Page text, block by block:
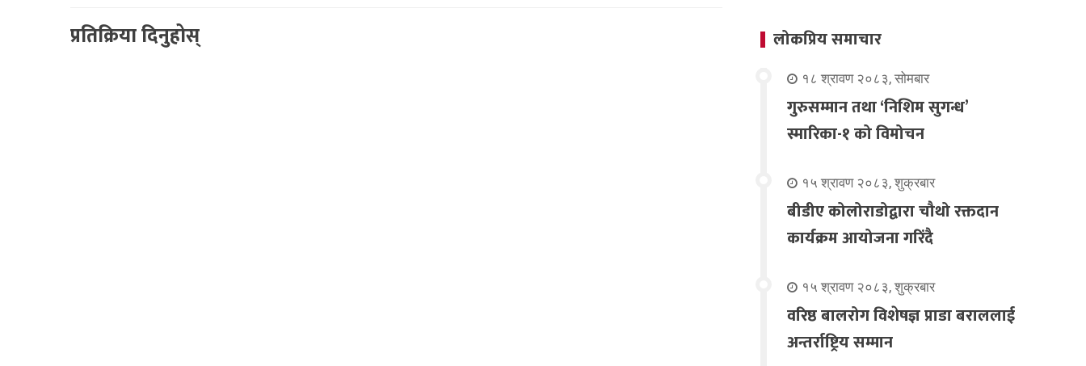
प्रतिक्रिया दिनुहोस्
लोकप्रिय समाचार
१८ श्रावण २०८३, सोमबार
गुरुसम्मान तथा ‘निशिम सुगन्ध’
स्मारिका-१ को विमोचन
१५ श्रावण २०८३, शुक्रबार
बीडीए कोलोराडोद्वारा चौथो रक्तदान
कार्यक्रम आयोजना गरिंदै
१५ श्रावण २०८३, शुक्रबार
वरिष्ठ बालरोग विशेषज्ञ प्राडा बराललाई
अन्तर्राष्ट्रिय सम्मान